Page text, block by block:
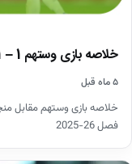
خلاصه بازی وستهم 1 – 1 منچسترسیتی (لیگ برتر انگلیس)
۵ ماه قبل
خلاصه بازی وستهم مقابل
فصل 26-2025